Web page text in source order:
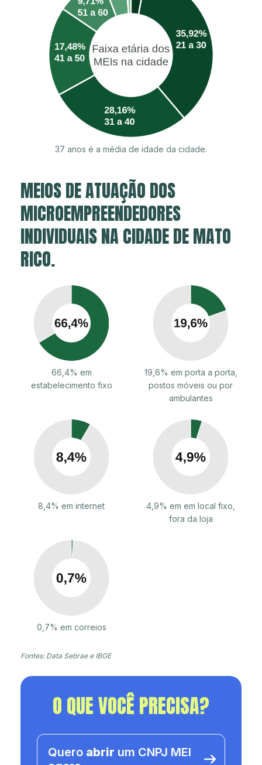
37 anos é a média de idade da cidade.
MEIOS DE ATUAÇÃO DOS
MICROEMPREENDEDORES
INDIVIDUAIS NA CIDADE DE MATO
RICO.
66,4% em
estabelecimento fixo
19,6% em porta a porta,
postos móveis ou por
ambulantes
8,4% em internet
4,9% em em local fixo,
fora da loja
0,7% em correios
Fontes: Data Sebrae e IBGE
O QUE VOCÊ PRECISA?
Quero abrir um CNPJ MEI